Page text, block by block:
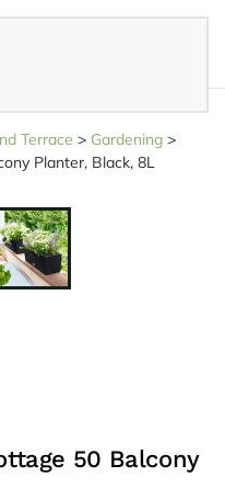
Terrace > Gardening >
Planter, Black, 8L
50 Balcony